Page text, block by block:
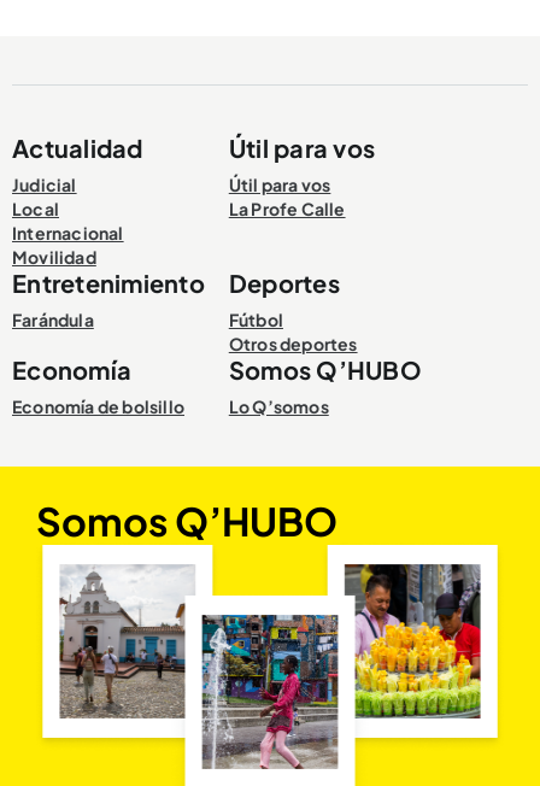
Actualidad
Judicial
Local
Internacional
Movilidad
Útil para vos
Útil para vos
La Profe Calle
Entretenimiento
Farándula
Deportes
Fútbol
Otros deportes
Economía
Economía de bolsillo
Somos Q’HUBO
Lo Q’somos
Somos Q’HUBO